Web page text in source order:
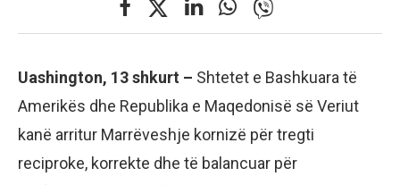
Uashington, 13 shkurt – Shtetet e Bashkuara të
Amerikës dhe Republika e Maqedonisë së Veriut
kanë arritur Marrëveshje kornizë për tregti
reciproke, korrekte dhe të balancuar për